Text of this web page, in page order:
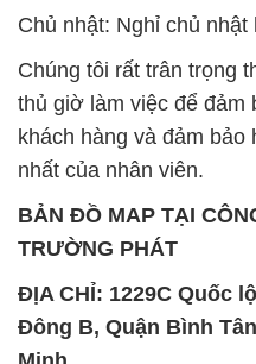
Chủ nhật: Nghỉ chủ nhật
Chúng tôi rất trân trọng
thủ giờ làm việc để đảm
khách hàng và đảm bảo
nhất của nhân viên.
BẢN ĐỒ MAP TẠI
TRƯỜNG PHÁT
ĐỊA CHỈ: 1229C Quốc
Đông B, Quận Bình